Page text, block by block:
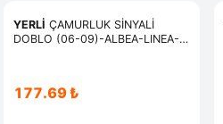
YERLİ ÇAMURLUK SİNYALİ
DOBLO (06-09)-ALBEA-LINEA-
177.69 ₺